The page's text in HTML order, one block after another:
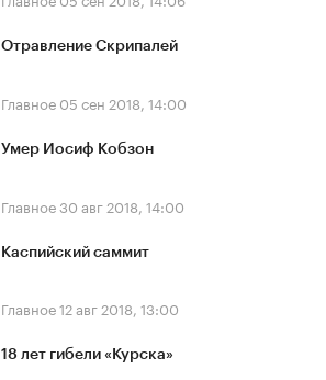
Отравление Скрипалей
Главное 05 сен 2018, 14:00
Умер Иосиф Кобзон
Главное30 авг 2018, 14:00
Каспийский саммит
Главное12 авг 2018, 13:00
18 лет гибели «Курска»